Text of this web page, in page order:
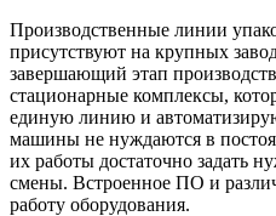
Производственные линии
присутствуют на крупных
завершающий этап
стационарные комплексы,
единую линию и
машины не нуждаются в
их работы достаточно задать
смены. Встроенное ПО и
работу оборудования.